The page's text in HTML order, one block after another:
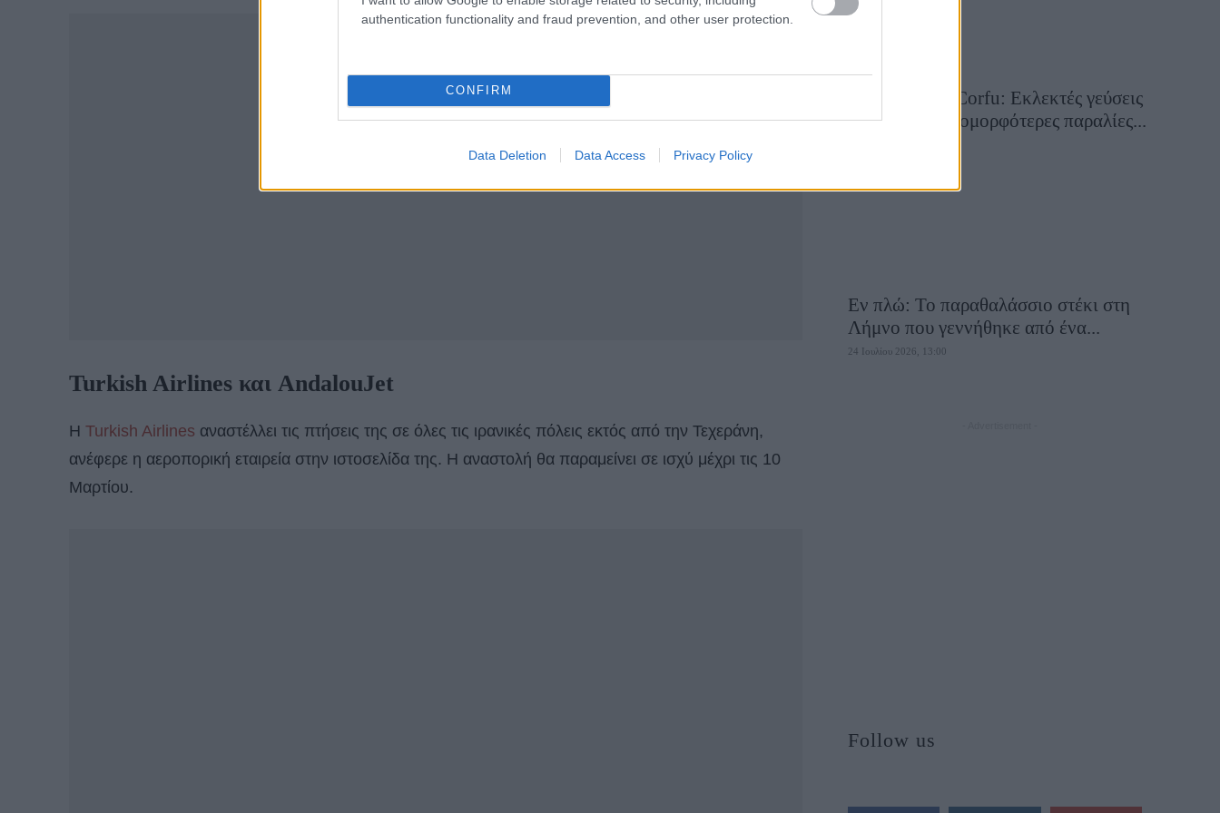
authentication functionality and fraud prevention, and other user protection.
CONFIRM
Data Deletion Data Access Privacy Policy
Turkish Airlines και AndalouJet
Η Turkish Airlines αναστέλλει τις πτήσεις της σε όλες τις ιρανικές πόλεις εκτός από την Τεχεράνη,
ανέφερε η αεροπορική εταιρεία στην ιστοσελίδα της. Η αναστολή θα παραμείνει σε ισχύ μέχρι τις 10
Μαρτίου.
Aiolia Avlaki Corfu: Εκλεκτές γεύσεις
σε μία από τις ομορφότερες παραλίες...
Εν πλώ: Το παραθαλάσσιο στέκι στη
Λήμνο που γεννήθηκε από ένα...
24 Ιουλίου 2026, 13:00
Follow us